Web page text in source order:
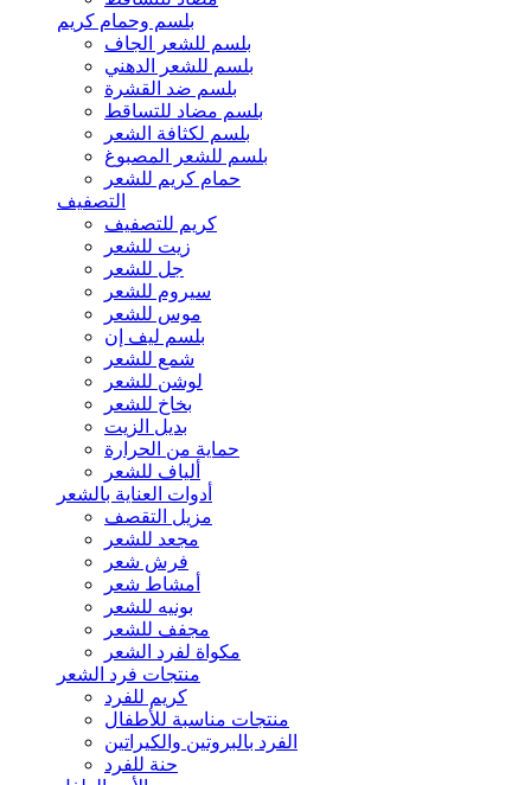
بلسم وحمام كريم
بلسم للشعر الجاف
بلسم للشعر الدهني
بلسم ضد القشرة
بلسم مضاد للتساقط
بلسم لكثافة الشعر
بلسم للشعر المصبوغ
حمام كريم للشعر
التصفيف
كريم للتصفيف
زيت للشعر
جل للشعر
سيروم للشعر
موس للشعر
بلسم ليف إن
شمع للشعر
لوشن للشعر
بخاخ للشعر
بديل الزيت
حماية من الحرارة
ألياف للشعر
أدوات العناية بالشعر
مزيل التقصف
مجعد للشعر
فرش شعر
أمشاط شعر
بونيه للشعر
مجفف للشعر
مكواة لفرد الشعر
منتجات فرد الشعر
كريم للفرد
منتجات مناسبة للأطفال
الفرد بالبروتين والكيراتين
حنة للفرد